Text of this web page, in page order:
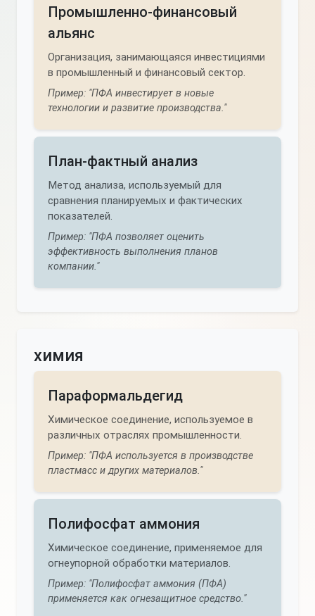
Промышленно-финансовый
альянс
Организация, занимающаяся инвестициями
в промышленный и финансовый сектор.
Пример: "ПФА инвестирует в новые
технологии и развитие производства."
План-фактный анализ
Метод анализа, используемый для
сравнения планируемых и фактических
показателей.
Пример: "ПФА позволяет оценить
эффективность выполнения планов
компании."
химия
Параформальдегид
Химическое соединение, используемое в
различных отраслях промышленности.
Пример: "ПФА используется в производстве
пластмасс и других материалов."
Полифосфат аммония
Химическое соединение, применяемое для
огнеупорной обработки материалов.
Пример: "Полифосфат аммония (ПФА)
применяется как огнезащитное средство."